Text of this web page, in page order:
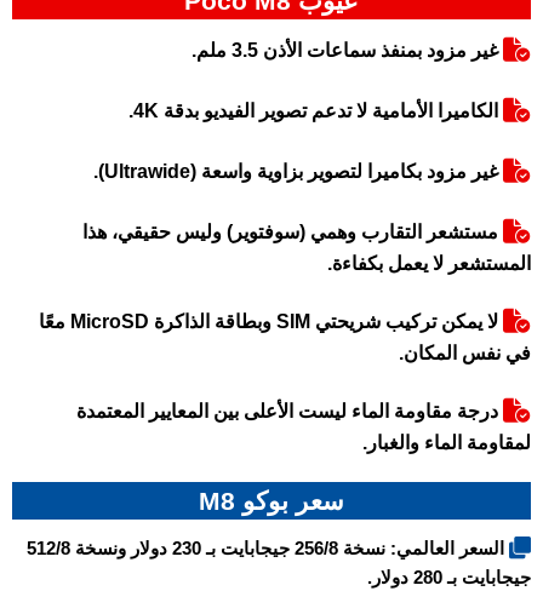
غير مزود بمنفذ سماعات الأذن 3.5 ملم.
الكاميرا الأمامية لا تدعم تصوير الفيديو بدقة 4K.
غير مزود بكاميرا لتصوير بزاوية واسعة (Ultrawide).
مستشعر التقارب وهمي (سوفتوير) وليس حقيقي، هذا
المستشعر لا يعمل بكفاءة.
لا يمكن تركيب شريحتي SIM وبطاقة الذاكرة MicroSD معًا
في نفس المكان.
درجة مقاومة الماء ليست الأعلى بين المعايير المعتمدة
لمقاومة الماء والغبار.
سعر بوكو M8
السعر العالمي: نسخة 256/8 جيجابايت بـ 230 دولار ونسخة 512/8
جيجابايت بـ 280 دولار.